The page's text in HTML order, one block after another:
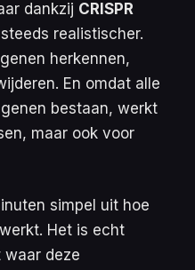
dankzij CRISPR
realistischer.
herkennen,
En omdat alle
bestaan, werkt
maar ook voor
simpel uit hoe
Het is echt
waar deze